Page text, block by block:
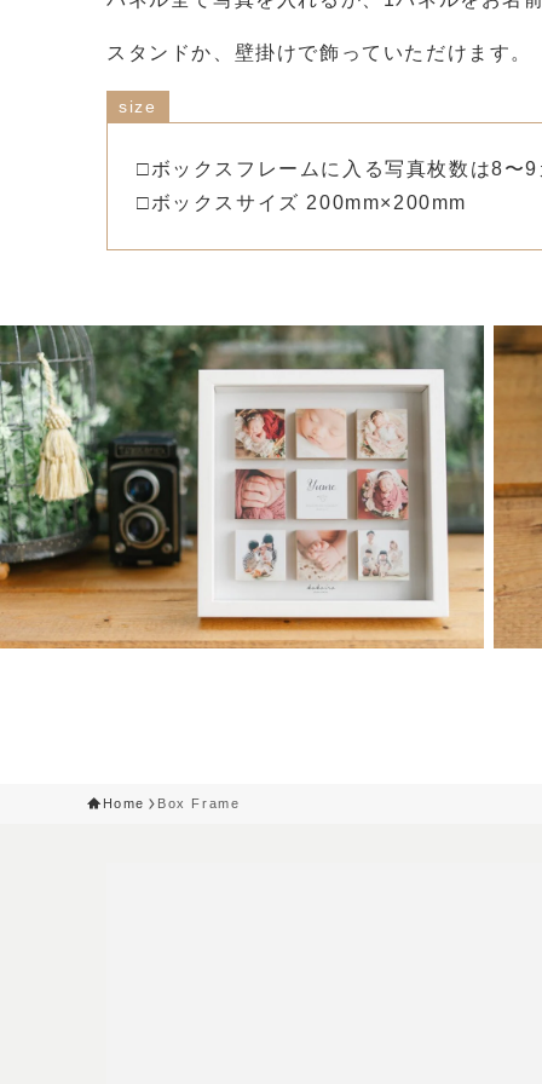
スタンドか、壁掛けで飾っていただけます。
size
□ボックスフレームに入る写真枚数は8〜
□ボックスサイズ 200mm×200mm
Home Box Frame